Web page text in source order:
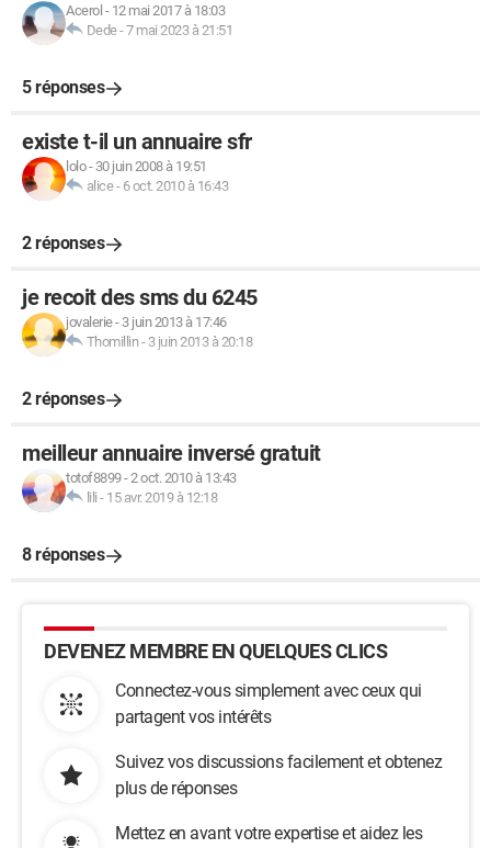
Acerol - 12 mai 2017 à 18:03
Dede-7 mai 2023 à 21:51
5 réponses
existe t-il un annuaire sfr
lolo- 30 juin 2008 à 19:51
alice- 6 oct. 2010 à 16:43
2 réponses
je recoit des sms du 6245
jovalerie- 3 juin 2013 à 17:46
Thomillin- 3 juin 2013 à 20:18
2 réponses
meilleur annuaire inversé gratuit
totof8899-2 oct. 2010 à 13:43
lili - 15 avr. 2019 à 12:18
8 réponses
DEVENEZ MEMBRE EN QUELQUES CLICS
Connectez-vous simplement avec ceux qui
partagent vos intérêts
Suivez vos discussions facilement et obtenez
plus de réponses
Mettez en avant votre expertise et aidez les